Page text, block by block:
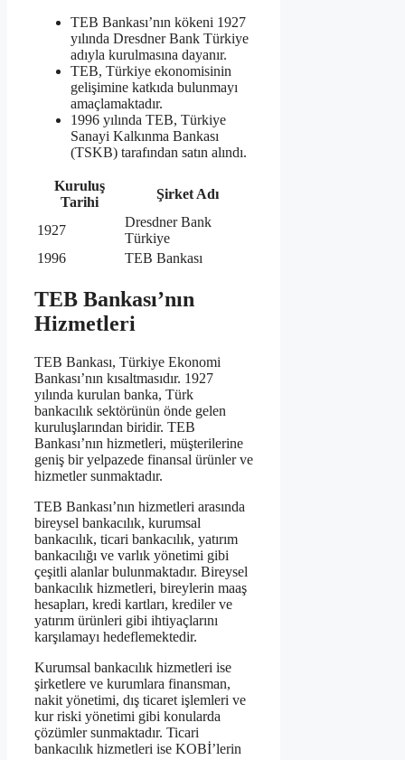
TEB Bankası’nın kökeni 1927
yılında Dresdner Bank Türkiye
adıyla kurulmasına dayanır.
TEB, Türkiye ekonomisinin
gelişimine katkıda bulunmayı
amaçlamaktadır.
1996 yılında TEB, Türkiye
Sanayi Kalkınma Bankası
(TSKB) tarafından satın alındı.
Kuruluş
Tarihi
Şirket Adı
1927
Dresdner Bank
Türkiye
1996
TEB Bankası
TEB Bankası’nın
Hizmetleri
TEB Bankası, Türkiye Ekonomi
Bankası’nın kısaltmasıdır. 1927
yılında kurulan banka, Türk
bankacılık sektörünün önde gelen
kuruluşlarından biridir. TEB
Bankası’nın hizmetleri, müşterilerine
geniş bir yelpazede finansal ürünler ve
hizmetler sunmaktadır.
TEB Bankası’nın hizmetleri arasında
bireysel bankacılık, kurumsal
bankacılık, ticari bankacılık, yatırım
bankacılığı ve varlık yönetimi gibi
çeşitli alanlar bulunmaktadır. Bireysel
bankacılık hizmetleri, bireylerin maaş
hesapları, kredi kartları, krediler ve
yatırım ürünleri gibi ihtiyaçlarını
karşılamayı hedeflemektedir.
Kurumsal bankacılık hizmetleri ise
şirketlere ve kurumlara finansman,
nakit yönetimi, dış ticaret işlemleri ve
kur riski yönetimi gibi konularda
çözümler sunmaktadır. Ticari
bankacılık hizmetleri ise KOBİ’lerin